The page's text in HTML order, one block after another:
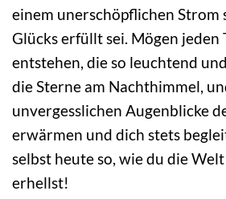
einem unerschöpflichen Strom
Glücks erfüllt sei. Mögen jeden
entstehen, die so leuchtend
die Sterne am Nachthimmel,
unvergesslichen Augenblicke
erwärmen und dich stets
selbst heute so, wie du die
erhellst!